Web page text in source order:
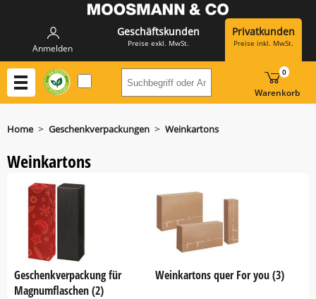
Anmelden
Geschäftskunden
Preise exkl. MwSt.
Privatkunden
Preise inkl. MwSt.
Suchbegriff oder Artikelnummer
Warenkorb
0
Home > Geschenkverpackungen > Weinkartons
Weinkartons
Geschenkverpackung für
Magnumflaschen (2)
Weinkartons quer For you (3)